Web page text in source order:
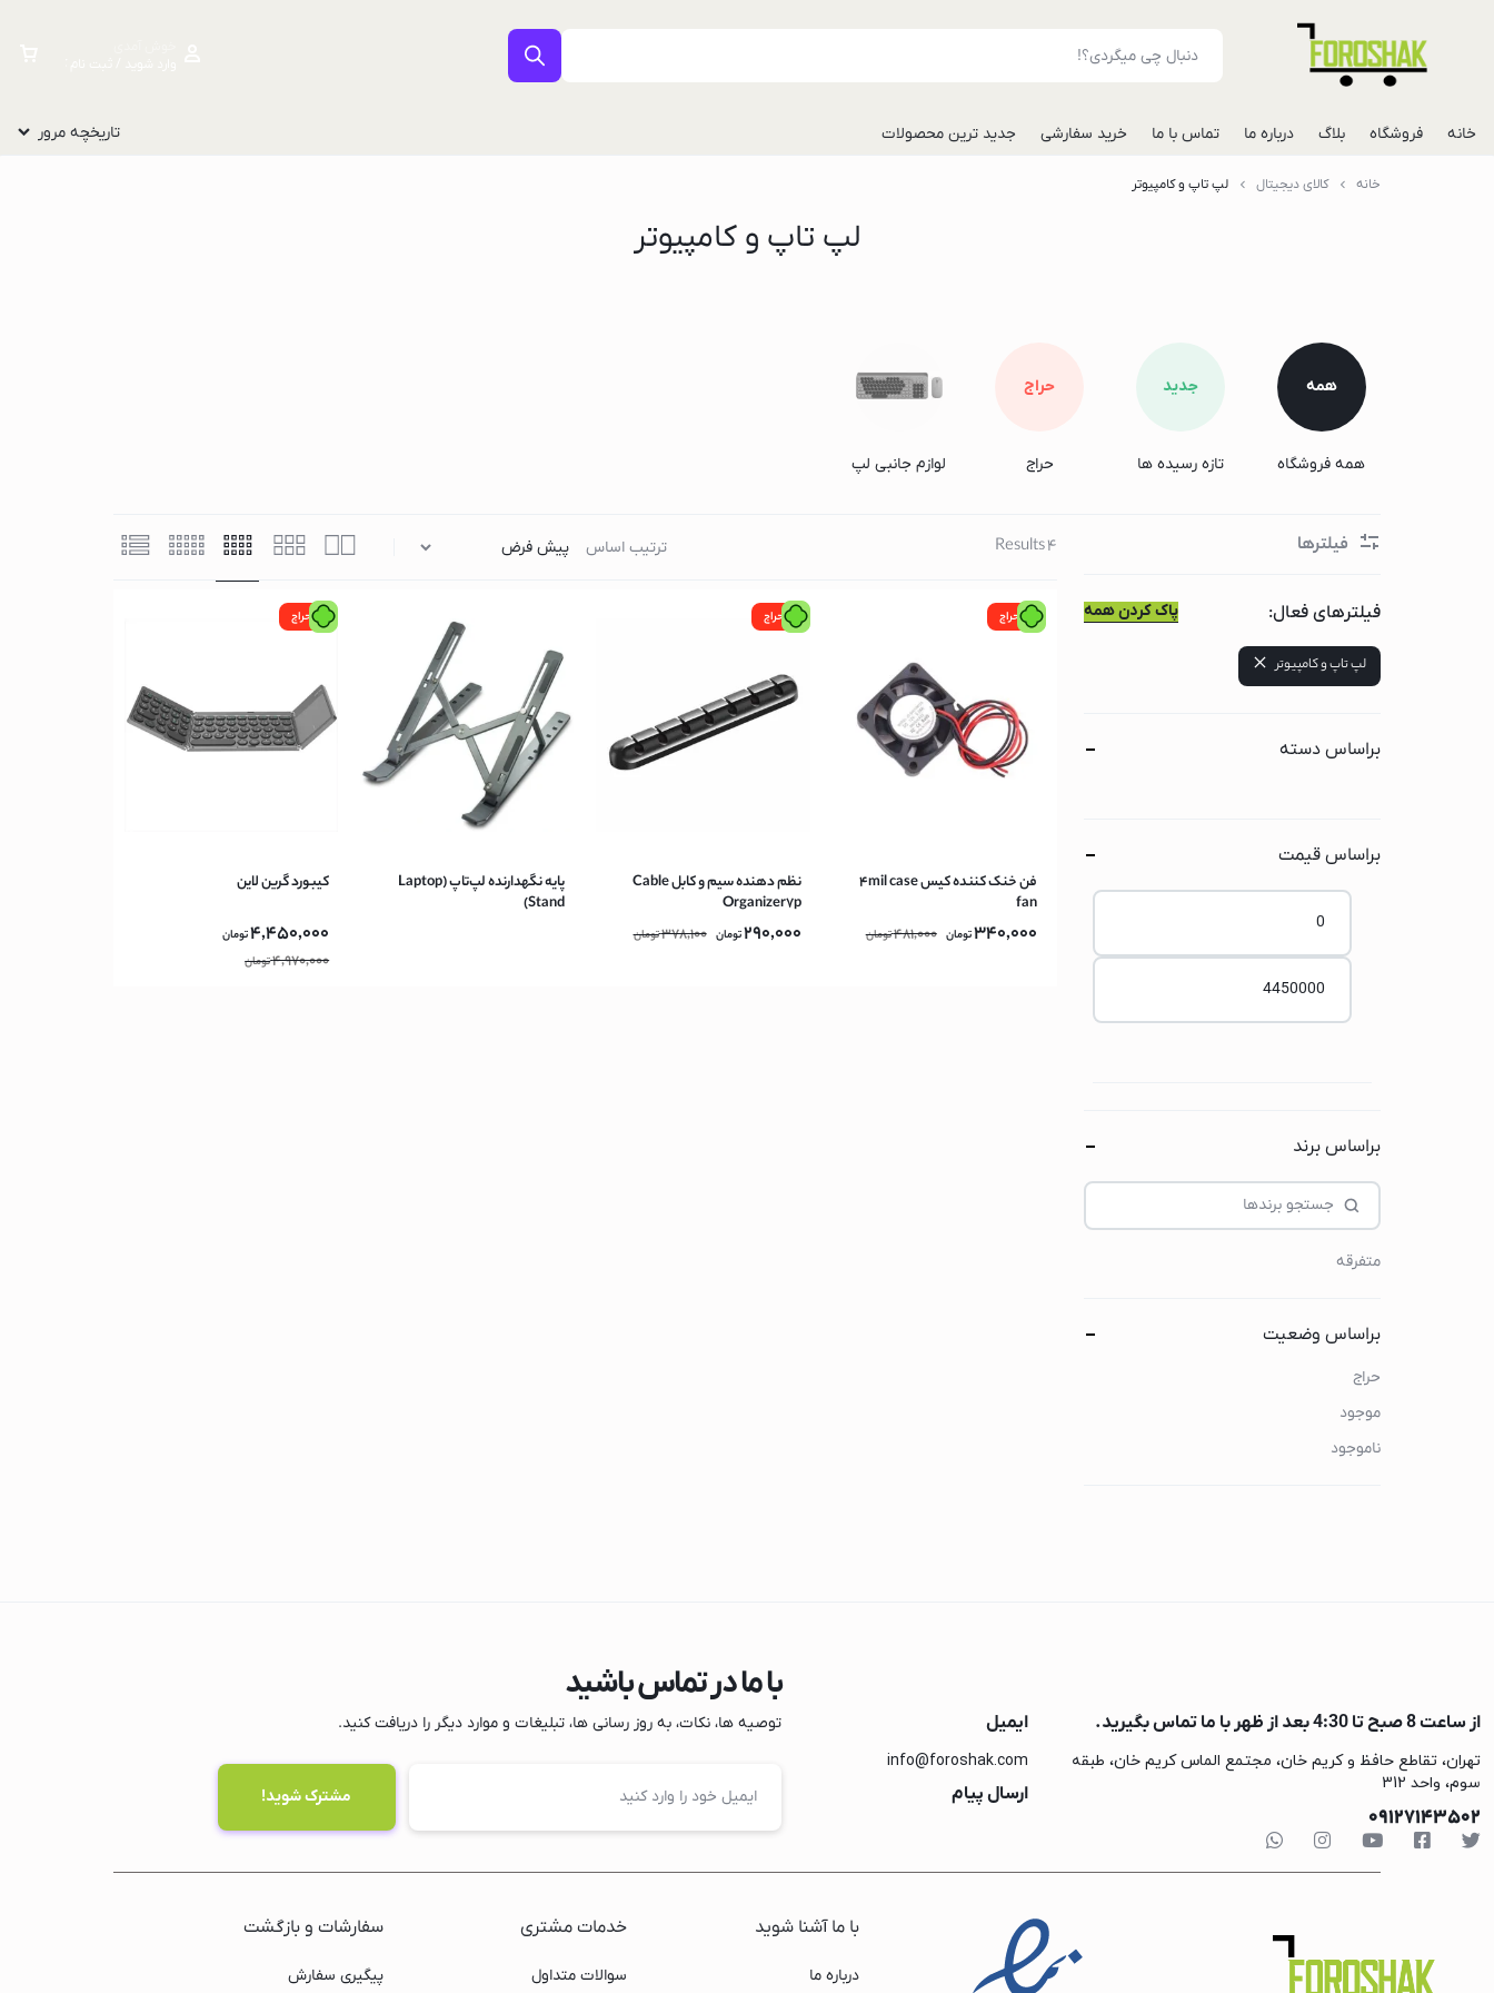
خانه فروشگاه بلاگ درباره ما تماس با ما
گوشی گوگل پیکسل
گوشی موتورولا
لوازم جانبی لپ تاپ و کامیپوتر
لپ تاپ اپل(مک بوک)
لپ تاپ ایسوس
لپ تاپ ام اس آی
لپ تاپ دل
مانیتور
ساعت هوشمند
اپل واچ
کتری برقی
کتری برقی فیلیپس
مایکروویو هایسنس
مایکروویو سامسونگ
مایکروویو ال جی
ماشین لباسشویی
ماشین لباسشویی بوش
ماشین لباسشویی ال جی
خرید سفارشی جدید ترین محصولات تاریخچه مرور
خانه کالای دیجیتال لپ تاپ و کامپیوتر
لپ تاپ و کامپیوتر
همه
همه فروشگاه
جدید
تازه رسیده ها
حراج
حراج
لوازم جانبی لپ
4 Results ترتیب اساس
حراج
فن خنک کننده کیس 4mil case
fan
481,000تومان 340,000تومان
حراج
نظم دهنده سیم و کابل Cable
Organizer7p
378,100تومان 290,000تومان
پایه نگهدارنده لپ‌تاپ (Laptop
Stand)
حراج
کیبورد گرین لاین
4,970,000تومان
4,450,000تومان
فیلترها
فیلترهای فعال: پاک کردن همه
لپ تاپ و کامپیوتر
براساس دسته
براساس قیمت
براساس برند
متفرقه
براساس وضعیت
حراج
موجود
ناموجود
از ساعت 8 صبح تا 4:30 بعد از ظهر با ما تماس بگیرید.
تهران، تقاطع حافظ و کریم خان، مجتمع الماس کریم خان، طبقه
سوم، واحد 312
09127143502
ایمیل
info@foroshak.com
ارسال پیام
با ما در تماس باشید
توصیه ها، نکات، به روز رسانی ها، تبلیغات و موارد دیگر را دریافت کنید.
با ما آشنا شوید
درباره ما
خدمات مشتری
سوالات متداول
سفارشات و بازگشت
پیگیری سفارش